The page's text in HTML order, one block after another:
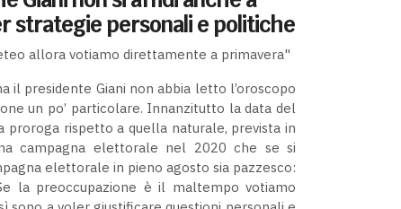
strategie personali e politiche
allora votiamo direttamente a primavera"
presidente Giani non abbia letto l’oroscopo
un po’ particolare. Innanzitutto la data del
proroga rispetto a quella naturale, prevista in
campagna elettorale nel 2020 che se si
elettorale in pieno agosto sia pazzesco:
la preoccupazione è il maltempo votiamo